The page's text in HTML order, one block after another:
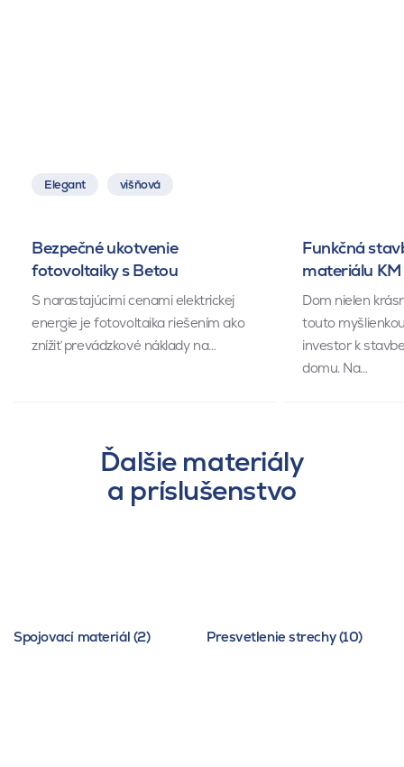
Elegant višňová
Bezpečné ukotvenie
fotovoltaiky s Betou
S narastajúcimi cenami elektrickej
energie je fotovoltaika riešením ako
znížiť prevádzkové náklady na…
Funkčná
materiálu
Dom nielen
touto
investor k
domu. Na…
Ďalšie materiály
a príslušenstvo
Spojovací materiál (2) Presvetlenie strechy (10)